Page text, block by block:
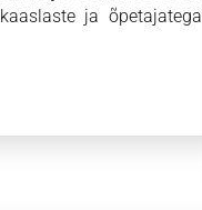
ja õpetajatega